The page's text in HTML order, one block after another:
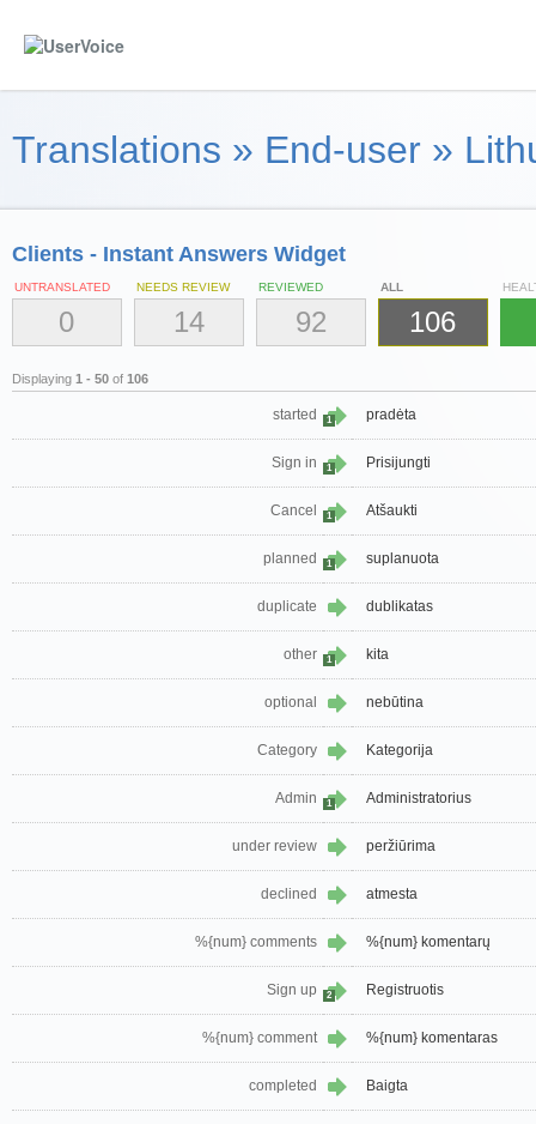
Translations » End-user »
Clients - Instant Answers Widget
UNTRANSLATED
0
NEEDS REVIEW
14
REVIEWED
92
ALL
106
Displaying 1 - 50 of 106
started 1 pradėta
Sign in 1 Prisijungti
Cancel 1 Atšaukti
planned 1 suplanuota
duplicate dublikatas
other 1 kita
optional nebūtina
Category Kategorija
Admin 1 Administratorius
under review peržiūrima
declined atmesta
%{num} comments %{num} komentarų
Sign up 2 Registruotis
%{num} comment %{num} komentaras
completed Baigta